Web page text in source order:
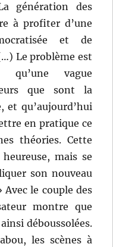
génération des
à profiter d’une
et de
Le problème est
vague
que sont la
et qu’aujourd’hui
en pratique ce
théories. Cette
mais se
son nouveau
le couple des
montre que
déboussolées.
les scènes à